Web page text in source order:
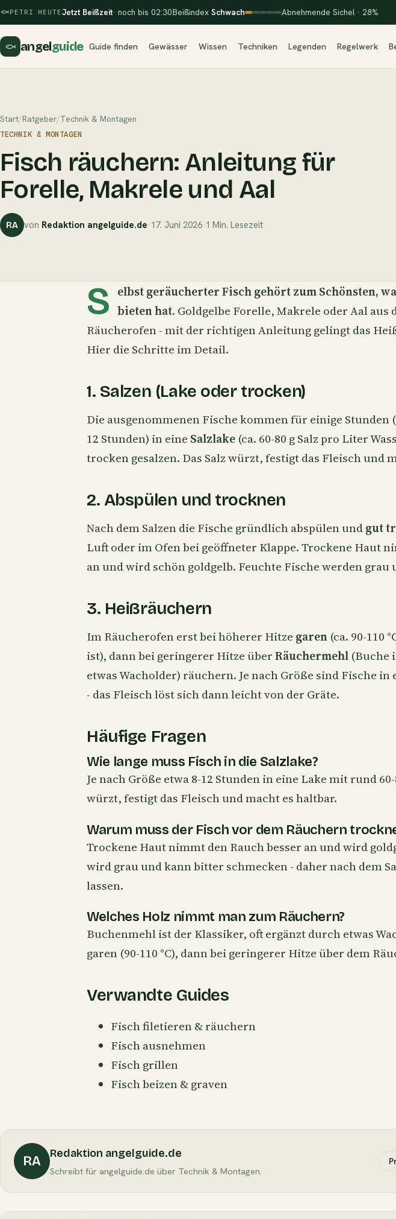
PETRI HEUTEJetzt Beißzeit· noch bis 02:30Beißindex Schwach Abnehmende Sichel · 28%
angelguide Guide finden Gewässer Wissen Techniken Legenden Regelwerk
Start/Ratgeber/Technik & Montagen
TECHNIK & MONTAGEN
Fisch räuchern: Anleitung für
Forelle, Makrele und Aal
RA von Redaktion angelguide.de· 17. Juni 2026· 1 Min. Lesezeit
S elbst geräucherter Fisch gehört zum Schönsten,
bieten hat. Goldgelbe Forelle, Makrele oderAalaus
Räucherofen - mit der richtigen Anleitung gelingt das
Hier die Schritte im Detail.
1. Salzen (Lake oder trocken)
Die ausgenommenen Fische kommen für einige Stunden
12 Stunden) in eine Salzlake (ca. 60-80 g Salz pro Liter
trocken gesalzen. Das Salz würzt, festigt das Fleisch und
2. Abspülen und trocknen
Nach dem Salzen die Fische gründlich abspülen undgut
Luft oder im Ofen bei geöffneter Klappe. Trockene Haut
an und wird schön goldgelb. Feuchte Fische werden grau
3. Heißräuchern
Im Räucherofen erst bei höherer Hitze garen (ca. 90-110
ist), dann bei geringerer Hitze überRäuchermehl (Buche
etwas Wacholder) räuchern. Je nach Größe sind Fische in
- das Fleisch löst sich dann leicht von der Gräte.
Häufige Fragen
Wie lange muss Fisch in die Salzlake?
Je nach Größe etwa 8-12 Stunden in eine Lake mit rund
würzt, festigt das Fleisch und macht es haltbar.
Warum muss der Fisch vor dem Räuchern
Trockene Haut nimmt den Rauch besser an und wird
wird grau und kann bitter schmecken - daher nach dem
lassen.
Welches Holz nimmt man zum Räuchern?
Buchenmehl ist der Klassiker, oft ergänzt durch etwas
garen (90-110 °C), dann bei geringerer Hitze über dem
Verwandte Guides
Fisch filetieren & räuchern
Fisch ausnehmen
Fisch grillen
Fisch beizen & graven
RA Redaktion angelguide.de
Schreibt für angelguide.de über Technik & Montagen.